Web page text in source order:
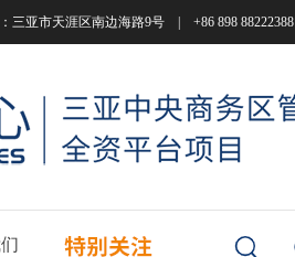
三亚市天涯区南边海路9号 | +86 898 88222388